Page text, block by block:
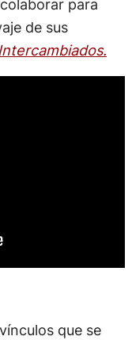
para
de sus
que se